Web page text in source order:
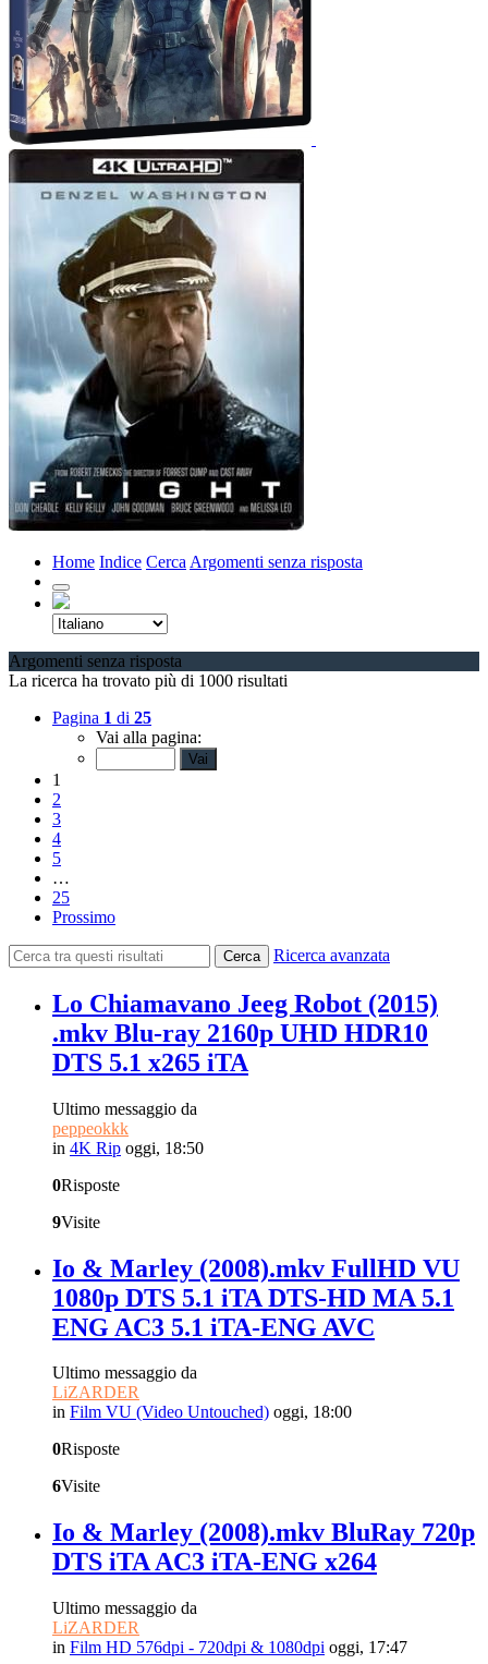
Home Indice Cerca Argomenti senza risposta
Argomenti senza risposta
La ricerca ha trovato più di 1000 risultati
Pagina 1 di 25
Vai alla pagina:
1
2
3
4
5
…
25
Prossimo
Cerca Ricerca avanzata
Lo Chiamavano Jeeg Robot (2015)
.mkv Blu-ray 2160p UHD HDR10
DTS 5.1 x265 iTA
Ultimo messaggio da
peppeokkk
in 4K Rip oggi, 18:50
0Risposte
9Visite
Io & Marley (2008).mkv FullHD VU
1080p DTS 5.1 iTA DTS-HD MA 5.1
ENG AC3 5.1 iTA-ENG AVC
Ultimo messaggio da
LiZARDER
in Film VU (Video Untouched) oggi, 18:00
0Risposte
6Visite
Io & Marley (2008).mkv BluRay 720p
DTS iTA AC3 iTA-ENG x264
Ultimo messaggio da
LiZARDER
in Film HD 576dpi - 720dpi & 1080dpi oggi, 17:47